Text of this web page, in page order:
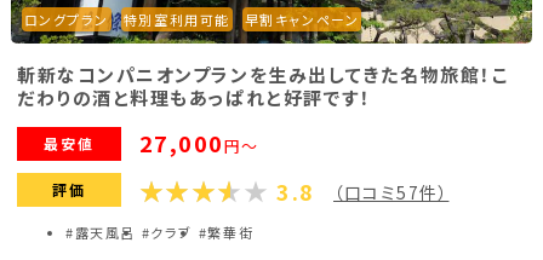
ロングプラン 特別室利用可能 早割キャンペーン
斬新なコンパニオンプランを生み出してきた名物旅館！こ
だわりの酒と料理もあっぱれと好評です！
最安値 27,000円～
評価 3.8 （口コミ57件）
#露天風呂 #クラブ #繁華街